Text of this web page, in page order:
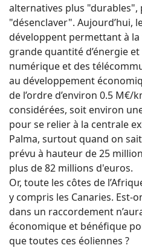
alternatives plus "durables",
"désenclaver". Aujourd’hui,
développent permettant à
grande quantité d’énergie
numérique et des
au développement
de l’ordre d’environ 0.5 M€/
considérées, soit environ
pour se relier à la centrale
Palma, surtout quand on
prévu à hauteur de 25
plus de 82 millions d'euros.
Or, toute les côtes de
y compris les Canaries. Est-
dans un raccordement
économique et bénéfique
que toutes ces éoliennes ?